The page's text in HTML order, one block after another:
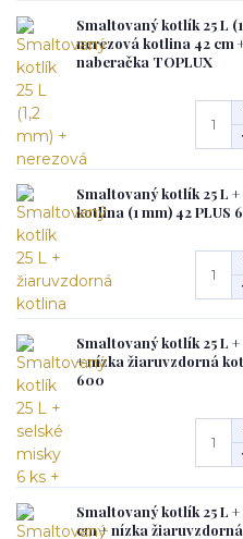
Smaltovaný kotlík 25 L
nerezová kotlina 42 cm
naberačka TOPLUX
Smaltovaný kotlík 25 L
kotlina (1 mm) 42 PLUS
Smaltovaný kotlík 25 L +
+ nízka žiaruvzdorná
600
Smaltovaný kotlík 25 L
cm + nízka